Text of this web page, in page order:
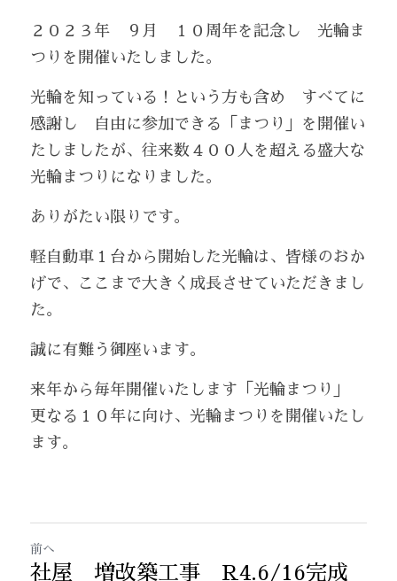
２０２３年　９月　１０周年を記念し　光輪ま
つりを開催いたしました。
光輪を知っている！という方も含め　すべてに
感謝し　自由に参加できる「まつり」を開催い
たしましたが、往来数４００人を超える盛大な
光輪まつりになりました。
ありがたい限りです。
軽自動車１台から開始した光輪は、皆様のおか
げで、ここまで大きく成長させていただきまし
た。
誠に有難う御座います。
来年から毎年開催いたします「光輪まつり」
更なる１０年に向け、光輪まつりを開催いたし
ます。
前へ
社屋 増改築工事 R4.6/16完成